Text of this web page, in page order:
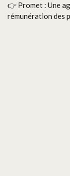
👉 Promet : Une
rémunération des